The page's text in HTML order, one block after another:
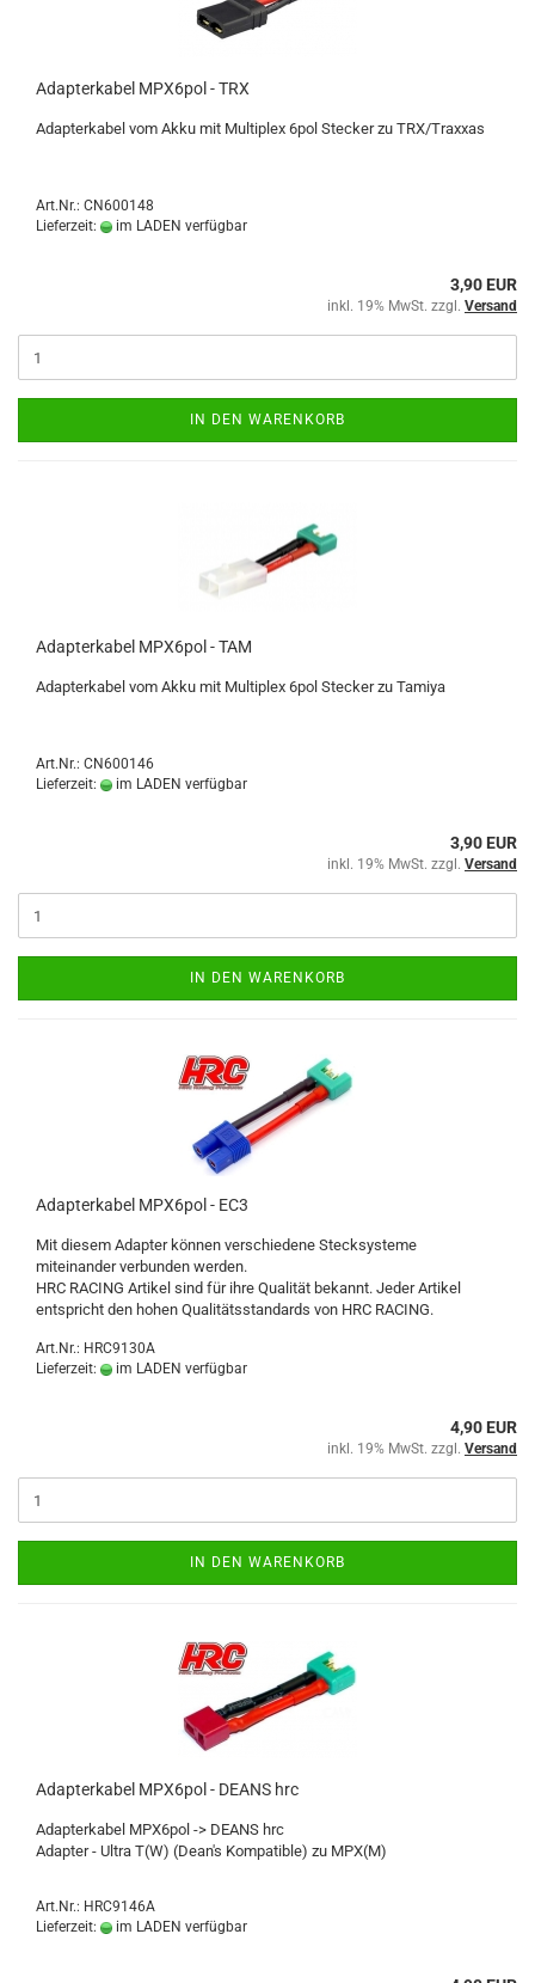
Adapterkabel MPX6pol - TRX
Adapterkabel vom Akku mit Multiplex 6pol Stecker zu TRX/Traxxas
Art.Nr.: CN600148
Lieferzeit:
im LADEN verfügbar
3,90 EUR
inkl. 19% MwSt. zzgl. Versand
IN DEN WARENKORB
Adapterkabel MPX6pol - TAM
Adapterkabel vom Akku mit Multiplex 6pol Stecker zu Tamiya
Art.Nr.: CN600146
Lieferzeit:
im LADEN verfügbar
3,90 EUR
inkl. 19% MwSt. zzgl. Versand
IN DEN WARENKORB
Adapterkabel MPX6pol - EC3
Mit diesem Adapter können verschiedene Stecksysteme
miteinander verbunden werden.
HRC RACING Artikel sind für ihre Qualität bekannt. Jeder Artikel
entspricht den hohen Qualitätsstandards von HRC RACING.
Art.Nr.: HRC9130A
Lieferzeit:
im LADEN verfügbar
4,90 EUR
inkl. 19% MwSt. zzgl. Versand
IN DEN WARENKORB
Adapterkabel MPX6pol - DEANS hrc
Adapterkabel MPX6pol -> DEANS hrc
Adapter - Ultra T(W) (Dean's Kompatible) zu MPX(M)
Art.Nr.: HRC9146A
Lieferzeit:
im LADEN verfügbar